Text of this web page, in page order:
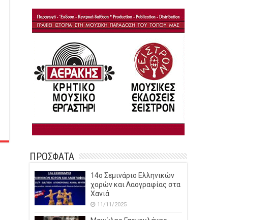
ΠΡΟΣΦΑΤΑ
14o Σεμινάριο Ελληνικών
χορών και Λαογραφίας στα
Χανιά
11/11/2025